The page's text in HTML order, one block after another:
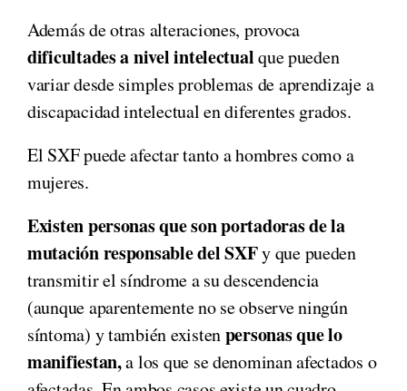
Además de otras alteraciones, provoca
dificultades a nivel intelectualque pueden
variar desde simples problemas de aprendizaje a
discapacidad intelectual en diferentes grados.
El SXF puede afectar tanto a hombres como a
mujeres.
Existen personas que son portadoras de la
mutación responsable del SXFy que pueden
transmitir el síndrome a su descendencia
(aunque aparentemente no se observe ningún
síntoma) y también existenpersonas que lo
manifiestan,a los que se denominan afectados o